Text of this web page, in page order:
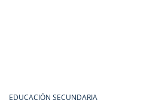
EDUCACIÓN SECUNDARIA